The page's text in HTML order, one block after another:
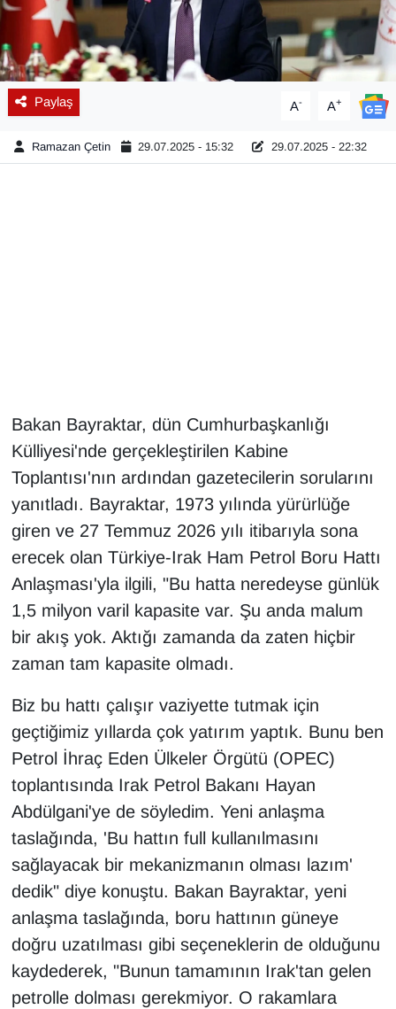
Paylaş A- A+
Ramazan Çetin 29.07.2025 - 15:32 29.07.2025 - 22:32
Bakan Bayraktar, dün Cumhurbaşkanlığı
Külliyesi'nde gerçekleştirilen Kabine
Toplantısı'nın ardından gazetecilerin sorularını
yanıtladı. Bayraktar, 1973 yılında yürürlüğe
giren ve 27 Temmuz 2026 yılı itibarıyla sona
erecek olan Türkiye-Irak Ham Petrol Boru Hattı
Anlaşması'yla ilgili, "Bu hatta neredeyse günlük
1,5 milyon varil kapasite var. Şu anda malum
bir akış yok. Aktığı zamanda da zaten hiçbir
zaman tam kapasite olmadı.
Biz bu hattı çalışır vaziyette tutmak için
geçtiğimiz yıllarda çok yatırım yaptık. Bunu ben
Petrol İhraç Eden Ülkeler Örgütü (OPEC)
toplantısında Irak Petrol Bakanı Hayan
Abdülgani'ye de söyledim. Yeni anlaşma
taslağında, 'Bu hattın full kullanılmasını
sağlayacak bir mekanizmanın olması lazım'
dedik" diye konuştu. Bakan Bayraktar, yeni
anlaşma taslağında, boru hattının güneye
doğru uzatılması gibi seçeneklerin de olduğunu
kaydederek, "Bunun tamamının Irak'tan gelen
petrolle dolması gerekmiyor. O rakamlara
Emlak
En çok konuşulanlar
GENEL
Güncel
Kamu Alımları
Kim Kimdir?
Kültür & Sanat
MAGAZİN
MEDYA
ONE EKONOMİ
POLİTİKA
RÖPORTAJ
SAĞLIK
Seri İlan
Sinema - TV